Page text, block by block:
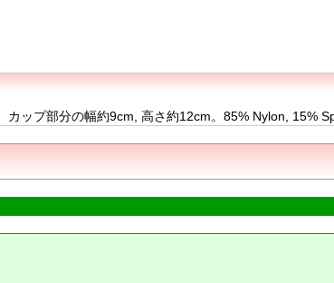
ップ部分の幅約9cm, 高さ約12cm。85% Nylon, 15%